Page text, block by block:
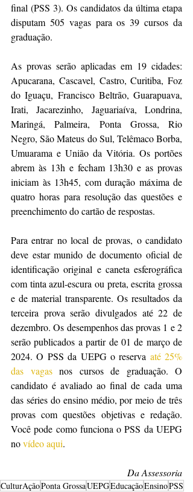
final (PSS 3). Os candidatos da última etapa
disputam 505 vagas para os 39 cursos da
graduação.
As provas serão aplicadas em 19 cidades:
Apucarana, Cascavel, Castro, Curitiba, Foz
do Iguaçu, Francisco Beltrão, Guarapuava,
Irati, Jacarezinho, Jaguariaíva, Londrina,
Maringá, Palmeira, Ponta Grossa, Rio
Negro, São Mateus do Sul, Telêmaco Borba,
Umuarama e União da Vitória. Os portões
abrem às 13h e fecham 13h30 e as provas
iniciam às 13h45, com duração máxima de
quatro horas para resolução das questões e
preenchimento do cartão de respostas.
Para entrar no local de provas, o candidato
deve estar munido de documento oficial de
identificação original e caneta esferográfica
com tinta azul-escura ou preta, escrita grossa
e de material transparente. Os resultados da
terceira prova serão divulgados até 22 de
dezembro. Os desempenhos das provas 1 e 2
serão publicados a partir de 01 de março de
2024. O PSS da UEPG o reserva até 25%
das vagas nos cursos de graduação. O
candidato é avaliado ao final de cada uma
das séries do ensino médio, por meio de três
provas com questões objetivas e redação.
Você pode como funciona o PSS da UEPG
no vídeo aqui.
Da Assessoria
CulturAçãoPonta GrossaUEPGEducaçãoEnsinoPSS